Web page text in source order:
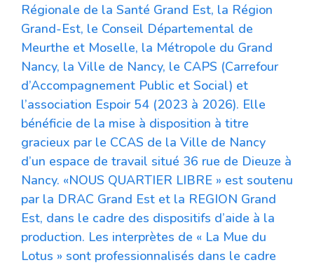
Régionale de la Santé Grand Est, la Région
Grand-Est, le Conseil Départemental de
Meurthe et Moselle, la Métropole du Grand
Nancy, la Ville de Nancy, le CAPS (Carrefour
d’Accompagnement Public et Social) et
l’association Espoir 54 (2023 à 2026). Elle
bénéficie de la mise à disposition à titre
gracieux par le CCAS de la Ville de Nancy
d’un espace de travail situé 36 rue de Dieuze à
Nancy. «NOUS QUARTIER LIBRE » est soutenu
par la DRAC Grand Est et la REGION Grand
Est, dans le cadre des dispositifs d’aide à la
production. Les interprètes de « La Mue du
Lotus » sont professionnalisés dans le cadre